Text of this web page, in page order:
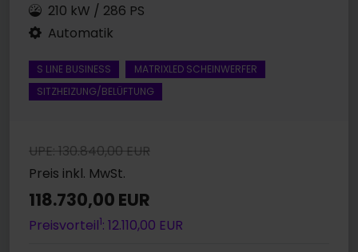
210 kW / 286 PS
Automatik
S LINE BUSINESS
MATRIXLED SCHEINWERFER
SITZHEIZUNG/BELÜFTUNG
UPE: 130.840,00 EUR
Preis inkl. MwSt.
118.730,00 EUR
Preisvorteil1: 12.110,00 EUR